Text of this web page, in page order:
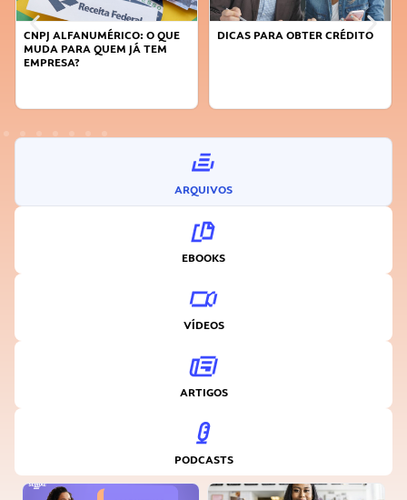
CNPJ ALFANUMÉRICO: O QUE
MUDA PARA QUEM JÁ TEM
EMPRESA?
DICAS PARA OBTER CRÉDITO
ARQUIVOS
EBOOKS
VÍDEOS
ARTIGOS
PODCASTS